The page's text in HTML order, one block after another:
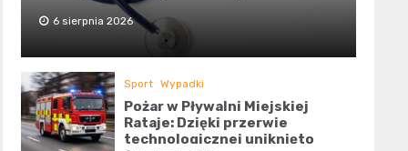
6 sierpnia 2026
Sport Wypadki
Pożar w Pływalni Miejskiej
Rataje: Dzięki przerwie
technologicznej uniknięto